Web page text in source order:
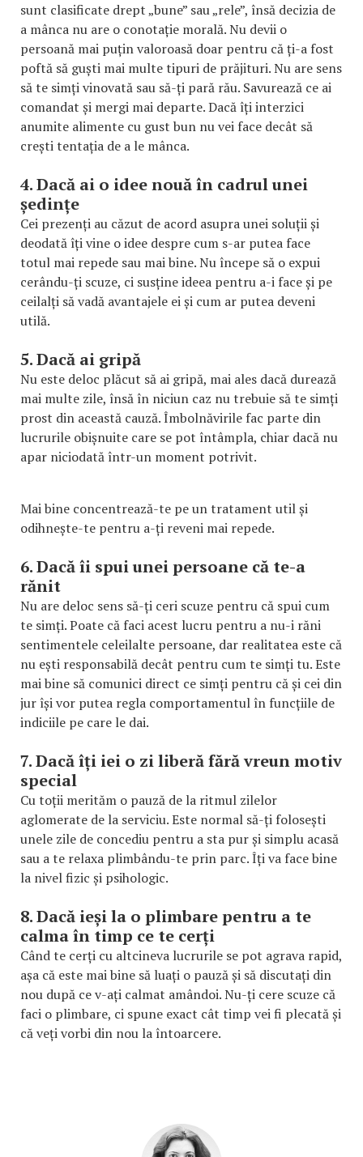
sunt clasificate drept „bune” sau „rele”, însă decizia de
a mânca nu are o conotație morală. Nu devii o
persoană mai puțin valoroasă doar pentru că ți-a fost
poftă să guști mai multe tipuri de prăjituri. Nu are sens
să te simți vinovată sau să-ți pară rău. Savurează ce ai
comandat și mergi mai departe. Dacă îți interzici
anumite alimente cu gust bun nu vei face decât să
crești tentația de a le mânca.
4. Dacă ai o idee nouă în cadrul unei
ședințe
Cei prezenți au căzut de acord asupra unei soluții și
deodată îți vine o idee despre cum s-ar putea face
totul mai repede sau mai bine. Nu începe să o expui
cerându-ți scuze, ci susține ideea pentru a-i face și pe
ceilalți să vadă avantajele ei și cum ar putea deveni
utilă.
5. Dacă ai gripă
Nu este deloc plăcut să ai gripă, mai ales dacă durează
mai multe zile, însă în niciun caz nu trebuie să te simți
prost din această cauză. Îmbolnăvirile fac parte din
lucrurile obișnuite care se pot întâmpla, chiar dacă nu
apar niciodată într-un moment potrivit.
Mai bine concentrează-te pe un tratament util și
odihnește-te pentru a-ți reveni mai repede.
6. Dacă îi spui unei persoane că te-a
rănit
Nu are deloc sens să-ți ceri scuze pentru că spui cum
te simți. Poate că faci acest lucru pentru a nu-i răni
sentimentele celeilalte persoane, dar realitatea este că
nu ești responsabilă decât pentru cum te simți tu. Este
mai bine să comunici direct ce simți pentru că și cei din
jur își vor putea regla comportamentul în funcțiile de
indiciile pe care le dai.
7. Dacă îți iei o zi liberă fără vreun motiv
special
Cu toții merităm o pauză de la ritmul zilelor
aglomerate de la serviciu. Este normal să-ți folosești
unele zile de concediu pentru a sta pur și simplu acasă
sau a te relaxa plimbându-te prin parc. Îți va face bine
la nivel fizic și psihologic.
8. Dacă ieși la o plimbare pentru a te
calma în timp ce te cerți
Când te cerți cu altcineva lucrurile se pot agrava rapid,
așa că este mai bine să luați o pauză și să discutați din
nou după ce v-ați calmat amândoi. Nu-ți cere scuze că
faci o plimbare, ci spune exact cât timp vei fi plecată și
că veți vorbi din nou la întoarcere.